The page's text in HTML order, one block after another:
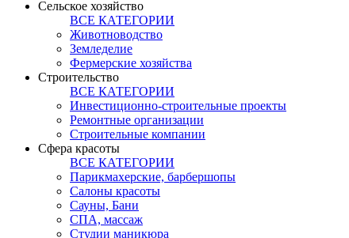
Сельское хозяйство
ВСЕ КАТЕГОРИИ
Животноводство
Земледелие
Фермерские хозяйства
Строительство
ВСЕ КАТЕГОРИИ
Инвестиционно-строительные проекты
Ремонтные организации
Строительные компании
Сфера красоты
ВСЕ КАТЕГОРИИ
Парикмахерские, барбершопы
Салоны красоты
Сауны, Бани
СПА, массаж
Студии маникюра